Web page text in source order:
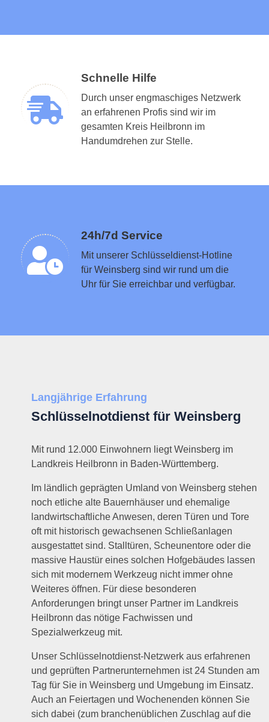
Schnelle Hilfe
Durch unser engmaschiges Netzwerk
an erfahrenen Profis sind wir im
gesamten Kreis Heilbronn im
Handumdrehen zur Stelle.
24h/7d Service
Mit unserer Schlüsseldienst-Hotline
für Weinsberg sind wir rund um die
Uhr für Sie erreichbar und verfügbar.
Schlüsseldienst in der Nähe vermitteln
Langjährige Erfahrung
Schlüsselnotdienst für Weinsberg
Mit rund 12.000 Einwohnern liegt Weinsberg im
Landkreis Heilbronn in Baden-Württemberg.
Im ländlich geprägten Umland von Weinsberg stehen
noch etliche alte Bauernhäuser und ehemalige
landwirtschaftliche Anwesen, deren Türen und Tore
oft mit historisch gewachsenen Schließanlagen
ausgestattet sind. Stalltüren, Scheunentore oder die
massive Haustür eines solchen Hofgebäudes lassen
sich mit modernem Werkzeug nicht immer ohne
Weiteres öffnen. Für diese besonderen
Anforderungen bringt unser Partner im Landkreis
Heilbronn das nötige Fachwissen und
Spezialwerkzeug mit.
Unser Schlüsselnotdienst-Netzwerk aus erfahrenen
und geprüften Partnerunternehmen ist 24 Stunden am
Tag für Sie in Weinsberg und Umgebung im Einsatz.
Auch an Feiertagen und Wochenenden können Sie
sich dabei (zum branchenüblichen Zuschlag auf die